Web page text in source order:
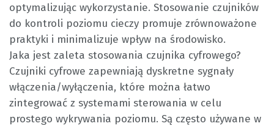
optymalizując wykorzystanie. Stosowanie czujników
do kontroli poziomu cieczy promuje zrównoważone
praktyki i minimalizuje wpływ na środowisko.
Jaka jest zaleta stosowania czujnika cyfrowego?
Czujniki cyfrowe zapewniają dyskretne sygnały
włączenia/wyłączenia, które można łatwo
zintegrować z systemami sterowania w celu
prostego wykrywania poziomu. Są często używane w